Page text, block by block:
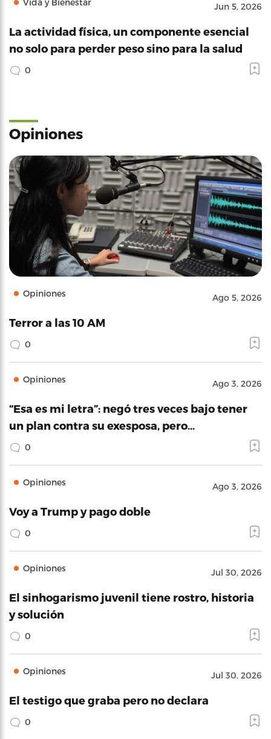
Vida y Bienestar Jun 5, 2026
La actividad física, un componente esencial
no solo para perder peso sino para la salud
0
Opiniones
Opiniones Ago 5, 2026
Terror a las 10 AM
0
Opiniones Ago 3, 2026
“Esa es mi letra”: negó tres veces bajo tener
un plan contra su exesposa, pero…
0
Opiniones Ago 3, 2026
Voy a Trump y pago doble
0
Opiniones Jul 30, 2026
El sinhogarismo juvenil tiene rostro, historia
y solución
0
Opiniones Jul 30, 2026
El testigo que graba pero no declara
0